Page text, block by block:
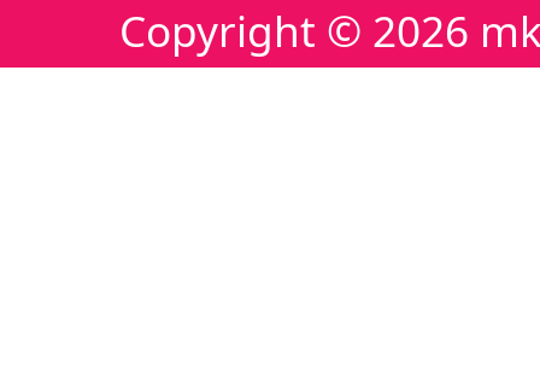
Copyright © 2026